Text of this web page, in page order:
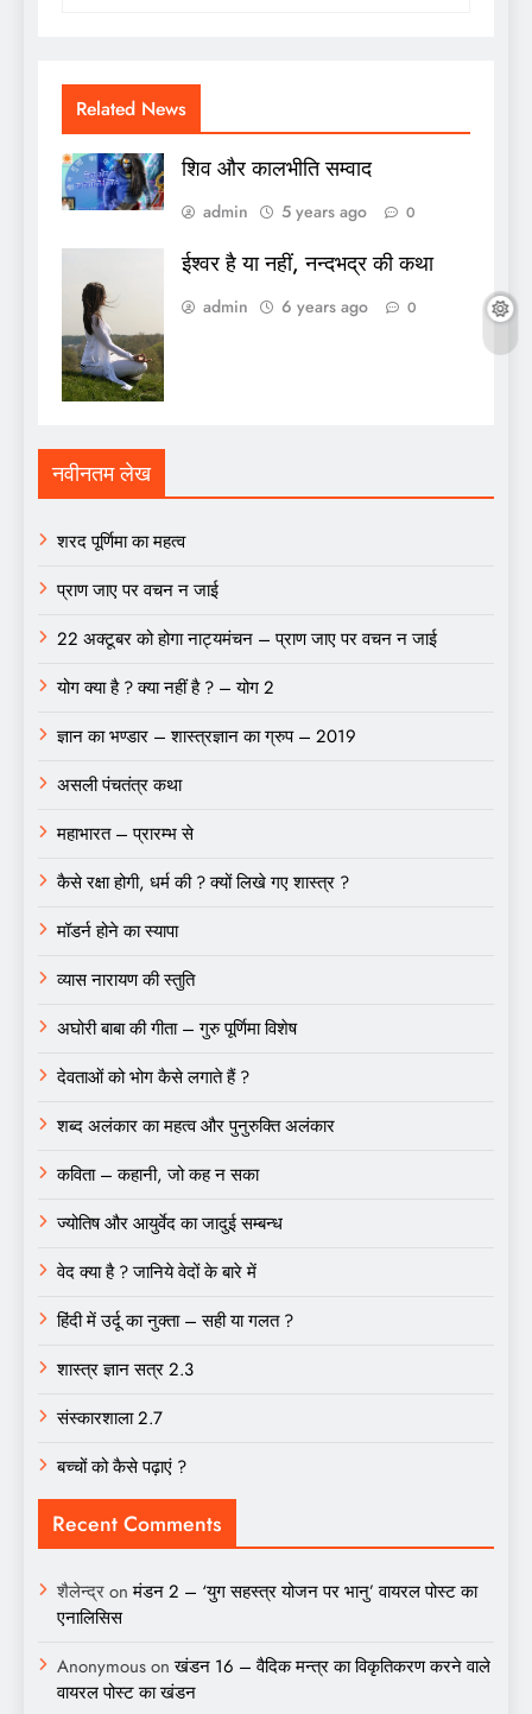
Related News
शिव और कालभीति सम्वाद
admin 5 years ago 0
ईश्वर है या नहीं, नन्दभद्र की कथा
admin 6 years ago 0
नवीनतम लेख
शरद पूर्णिमा का महत्व
प्राण जाए पर वचन न जाई
22 अक्टूबर को होगा नाट्यमंचन – प्राण जाए पर वचन न जाई
योग क्या है ? क्या नहीं है ? – योग 2
ज्ञान का भण्डार – शास्त्रज्ञान का ग्रुप – 2019
असली पंचतंत्र कथा
महाभारत – प्रारम्भ से
कैसे रक्षा होगी, धर्म की ? क्यों लिखे गए शास्त्र ?
मॉडर्न होने का स्यापा
व्यास नारायण की स्तुति
अघोरी बाबा की गीता – गुरु पूर्णिमा विशेष
देवताओं को भोग कैसे लगाते हैं ?
शब्द अलंकार का महत्व और पुनुरुक्ति अलंकार
कविता – कहानी, जो कह न सका
ज्योतिष और आयुर्वेद का जादुई सम्बन्ध
वेद क्या है ? जानिये वेदों के बारे में
हिंदी में उर्दू का नुक्ता – सही या गलत ?
शास्त्र ज्ञान सत्र 2.3
संस्कारशाला 2.7
बच्चों को कैसे पढ़ाएं ?
Recent Comments
शैलेन्द्रonमंडन 2 – ‘युग सहस्त्र योजन पर भानु’ वायरल पोस्ट का
एनालिसिस
Anonymousonखंडन 16 – वैदिक मन्त्र का विकृतिकरण करने वाले
वायरल पोस्ट का खंडन